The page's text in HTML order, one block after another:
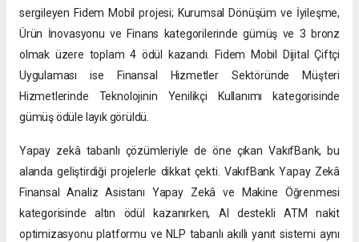
sergileyen Fidem Mobil projesi; Kurumsal Dönüşüm ve İyileşme,
Ürün İnovasyonu ve Finans kategorilerinde gümüş ve 3 bronz
olmak üzere toplam 4 ödül kazandı. Fidem Mobil Dijital Çiftçi
Uygulaması ise Finansal Hizmetler Sektöründe Müşteri
Hizmetlerinde Teknolojinin Yenilikçi Kullanımı kategorisinde
gümüş ödüle layık görüldü.
Yapay zekâ tabanlı çözümleriyle de öne çıkan VakıfBank, bu
alanda geliştirdiği projelerle dikkat çekti. VakıfBank Yapay Zekâ
Finansal Analiz Asistanı Yapay Zekâ ve Makine Öğrenmesi
kategorisinde altın ödül kazanırken, AI destekli ATM nakit
optimizasyonu platformu ve NLP tabanlı akıllı yanıt sistemi aynı